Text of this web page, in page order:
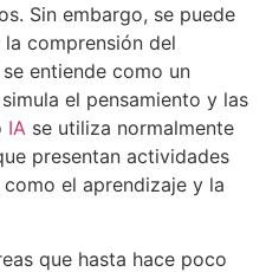
Sin embargo, se puede
comprensión del
entiende como un
el pensamiento y las
IA se utiliza normalmente
presentan actividades
el aprendizaje y la
que hasta hace poco